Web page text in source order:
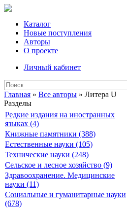
Каталог
Новые поступления
Авторы
О проекте
Личный кабинет
Главная » Все авторы » Литера U
Разделы
Редкие издания на иностранных
языках (4)
Книжные памятники (388)
Естественные науки (105)
Технические науки (248)
Сельское и лесное хозяйство (9)
Здравоохранение. Медицинские
науки (11)
Социальные и гуманитарные науки
(678)